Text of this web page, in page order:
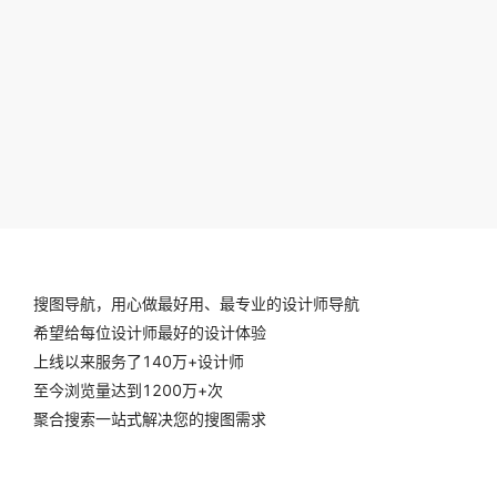
搜图导航，用心做最好用、最专业的设计师导航
希望给每位设计师最好的设计体验
上线以来服务了140万+设计师
至今浏览量达到1200万+次
聚合搜索一站式解决您的搜图需求